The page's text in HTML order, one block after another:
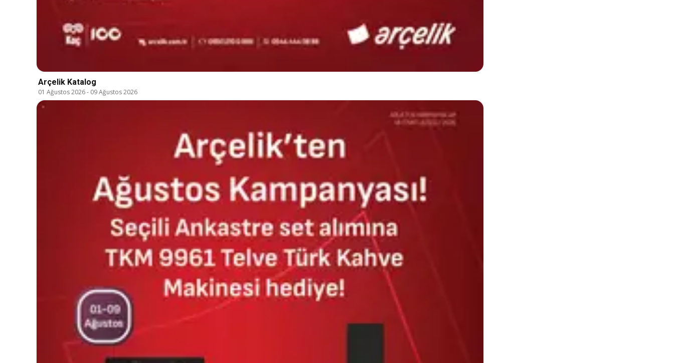
Arçelik Katalog
01 Ağustos 2026- 09 Ağustos 2026